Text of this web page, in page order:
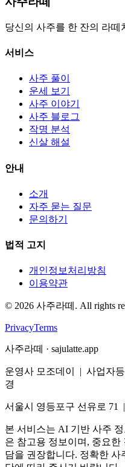
당신의 사주를 한 잔의 라떼
서비스
사주 풀이
운세 보기
사주 이야기
사주 블로그
작명 분석
신살 해설
안내
소개
자주 묻는 질문
문의하기
법적 고지
개인정보처리방침
이용약관
© 2026 사주라떼. All rights
PrivacyTerms
사주라떼 · sajulatte.app
운영사 모조데이 | 사업자
경
서울시 영등포구 선유로 71 |
본 서비스는 AI 기반 사주
은 참고용 정보이며, 중요
담을 권장합니다. 정확한